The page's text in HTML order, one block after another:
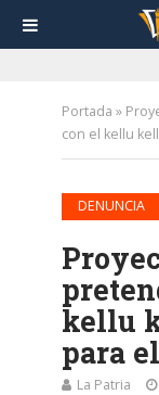
Portada »
con el kellu
DENUNCIA
kellu
para
La Patria